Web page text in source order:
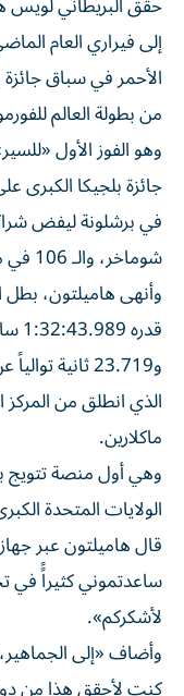
إلى فيراري العام
الأحمر في سباق جائزة
من بطولة العالم
في برشلونة ليفض
شوماخر، والـ 106 في مسيرته.
و23.719
الذي انطلق من المركز
ماكلارين.
وهي أول منصة تتويج
الولايات المتحدة الكبرى
قال هاميلتون عبر جهاز
ساعدتموني كثيراًً في
لأشكركم».
وأضاف «إلى
كنت لأحقق هذا من